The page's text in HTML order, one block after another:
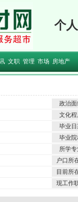
个
文职 管理 市场 房地产
政治
文化
毕业
毕业
所学
户口所
目前所
现工作